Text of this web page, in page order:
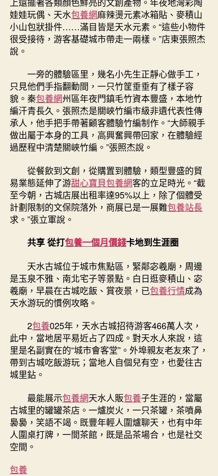
娃娃玩偶、天水包養網麻辣燙元素冰箱貼、麥積山
小山包狀掛件……滿目皆是天水元素。“這些小物件
很受接待，游客基礎城市帶走一兩樣。”店東張照杰
說。
一旁的體驗區里，幾名小先生正靜心做手工，
只見他們手指翻動間，一只竹筐垂垂有了樣子容
貌。秦包養網州區年夜門鎮毛竹資本豐盛，本地竹
編汗青長久。張照杰是關峽竹編市級非遺代表性傳
承人，他手把手帶著顧客體驗竹編制作。“大師親手
做出屬于本身的工具，高興奮興帶回家，在體驗經
過歷程中清楚關峽竹編。”張照杰說。
從餐飲到文創，從購置到體驗，類型豐盛的貿
易業態延伸了游甜心寶貝包養網客的立足時光。“截
至今朝，古城店展出租率達95%以上，除了個體受
計劃限制的文保院落外，商展已是一展難包養站長
求。”張立軍說。
共享 從打包養一個月價錢卡地到生涯圈
天水古城位于城市焦點區，緊鄰宓羲廟，周邊
是玉泉不雅、南北宅子等景點。白日逛麥積山、宓
羲廟，早晨在古城吃飯、賞夜景，已包養行情成為
天水游玩的慣例攻略。
2包養025年，天水古城招待游客466萬人次，
此中，當地居平易近占了四成。對天水人來說，這
里是名副實在的“城市會客堂”。外埠親友老友來了，
帶到古城吃飯游玩；當地人自個兒有空，也愛往古
城里鉆。
最能展示包養網天水人販包養子生涯的，當屬
古城里的罐罐茶店。一爐炭火，一只茶罐，茶噴鼻
裊裊，笑語不竭。既豐年輕人圍爐聊天，也有中年
人圍桌打牌，一間茶館，既是品茶場合，也是社交
空間。
包養